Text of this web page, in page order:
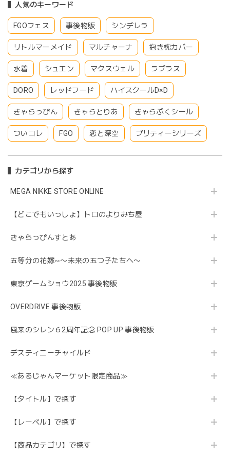
人気のキーワード
FGOフェス 事後物販 シンデレラ
リトルマーメイド マルチャーナ 抱き枕カバー
水着 シュエン マクスウェル ラプラス
DORO レッドフード ハイスクールD×D
きゃらっぴん きゃらとりあ きゃらぷくシール
ついコレ FGO 恋と深空 プリティーシリーズ
カテゴリから探す
MEGA NIKKE STORE ONLINE
【どこでもいっしょ】トロのよりみち屋
きゃらっぴんすとあ
五等分の花嫁∽〜未来の五つ子たちへ〜
東京ゲームショウ2025 事後物販
OVERDRIVE 事後物販
風来のシレン６2周年記念 POP UP 事後物販
デスティニーチャイルド
≪あるじゃんマーケット限定商品≫
【タイトル】で探す
【レーベル】で探す
【商品カテゴリ】で探す